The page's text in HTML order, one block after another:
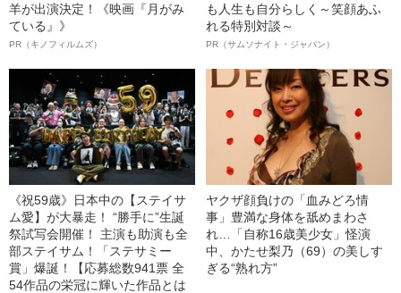
羊が出演決定！《映画『月がみ
ている』》
PR（キノフィルムズ）
も人生も自分らしく～笑顔あふ
れる特別対談～
PR（サムソナイト・ジャパン）
《祝59歳》日本中の【ステイサ
ム愛】が大暴走！ “勝手に”生誕
祭試写会開催！ 主演も助演も全
部ステイサム！「ステサミー
賞」爆誕！【応募総数941票 全
54作品の栄冠に輝いた作品とは
ヤクザ顔負けの「血みどろ情
事」豊満な身体を舐めまわさ
れ…「自称16歳美少女」怪演
中、かたせ梨乃（69）の美しす
ぎる“熟れ方”